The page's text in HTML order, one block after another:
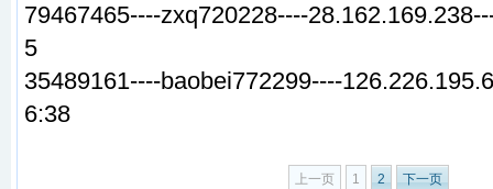
79467465----zxq720228----
5
35489161----baobei772299----
6:38
上一页 1 2 下一页